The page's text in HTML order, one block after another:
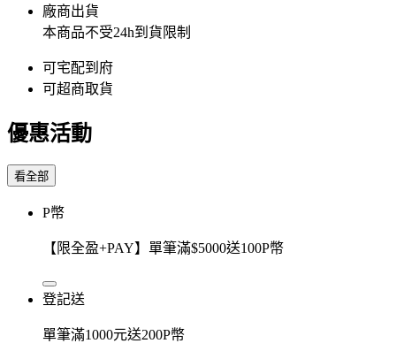
廠商出貨
本商品不受24h到貨限制
可宅配到府
可超商取貨
優惠活動
看全部
P幣
【限全盈+PAY】單筆滿$5000送100P幣
登記送
單筆滿1000元送200P幣